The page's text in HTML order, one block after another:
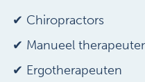
✔ Chiropractors
✔ Manueel
✔ Ergotherapeuten